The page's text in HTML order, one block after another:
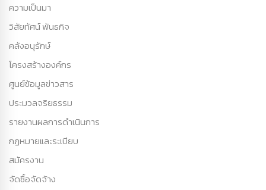
ความเป็นมา
วิสัยทัศน์ พันธกิจ
คลังอนุรักษ์
โครงสร้างองค์กร
ศูนย์ข้อมูลข่าวสาร
ประมวลจริยธรรม
รายงานผลการดำเนินการ
กฏหมายและระเบียบ
สมัครงาน
จัดซื้อจัดจ้าง